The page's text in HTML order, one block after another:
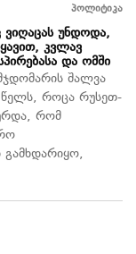
პოლიტიკა
უნდოდა,
კვლავ
და ომში
შალვა
წელს, როცა რუსეთ-
რომ
გამხდარიყო,